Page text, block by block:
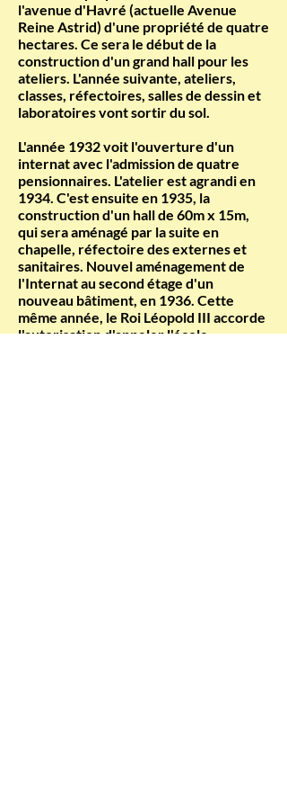
l'avenue d'Havré (actuelle Avenue
Reine Astrid) d'une propriété de quatre
hectares. Ce sera le début de la
construction d'un grand hall pour les
ateliers. L'année suivante, ateliers,
classes, réfectoires, salles de dessin et
laboratoires vont sortir du sol.
L'année 1932 voit l'ouverture d'un
internat avec l'admission de quatre
pensionnaires. L'atelier est agrandi en
1934. C'est ensuite en 1935, la
construction d'un hall de 60m x 15m,
qui sera aménagé par la suite en
chapelle, réfectoire des externes et
sanitaires. Nouvel aménagement de
l'Internat au second étage d'un
nouveau bâtiment, en 1936. Cette
même année, le Roi Léopold III accorde
l'autorisation d'appeler l'école